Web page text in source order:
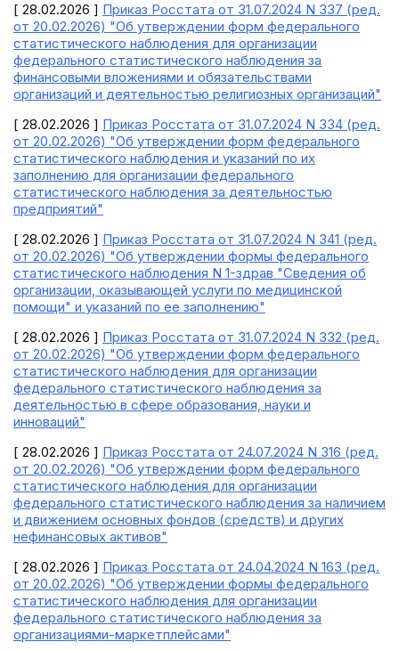
[ 28.02.2026 ] Приказ Росстата от 31.07.2024 N 337 (ред.
от 20.02.2026) "Об утверждении форм федерального
статистического наблюдения для организации
федерального статистического наблюдения за
финансовыми вложениями и обязательствами
организаций и деятельностью религиозных организаций"
[ 28.02.2026 ] Приказ Росстата от 31.07.2024 N 334 (ред.
от 20.02.2026) "Об утверждении форм федерального
статистического наблюдения и указаний по их
заполнению для организации федерального
статистического наблюдения за деятельностью
предприятий"
[ 28.02.2026 ] Приказ Росстата от 31.07.2024 N 341 (ред.
от 20.02.2026) "Об утверждении формы федерального
статистического наблюдения N 1-здрав "Сведения об
организации, оказывающей услуги по медицинской
помощи" и указаний по ее заполнению"
[ 28.02.2026 ] Приказ Росстата от 31.07.2024 N 332 (ред.
от 20.02.2026) "Об утверждении форм федерального
статистического наблюдения для организации
федерального статистического наблюдения за
деятельностью в сфере образования, науки и
инноваций"
[ 28.02.2026 ] Приказ Росстата от 24.07.2024 N 316 (ред.
от 20.02.2026) "Об утверждении форм федерального
статистического наблюдения для организации
федерального статистического наблюдения за наличием
и движением основных фондов (средств) и других
нефинансовых активов"
[ 28.02.2026 ] Приказ Росстата от 24.04.2024 N 163 (ред.
от 20.02.2026) "Об утверждении формы федерального
статистического наблюдения для организации
федерального статистического наблюдения за
организациями-маркетплейсами"